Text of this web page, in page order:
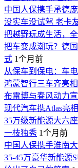
中国人保携手承德
没实车没试驾 老卡
把越野玩成生活，
把车变成潮玩？德
式 1个月前
从保车到保电：车
鸿蒙智行三车齐亮
布雷博与春风动力
现代汽车携Atlas亮
35万级新能源大六
一枝独秀 1个月前
中国人保携手淮南
35-45万豪华新能源